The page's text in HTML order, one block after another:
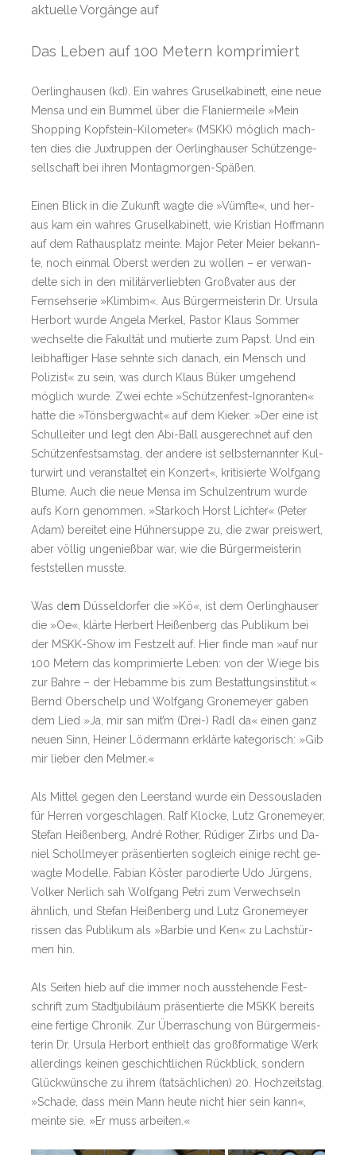
aktuelle Vorgänge auf
Das Leben auf 100 Metern komprimiert
Oer­ling­hau­sen (k­d). Ein wah­res Gru­sel­ka­bi­nett, eine neue
Mensa und ein Bum­mel ü­ber die Fla­nier­meile »­Mein
Shop­ping Kopfstein-Ki­lo­me­ter« (MSKK) mög­lich mach­
ten dies die Jux­trup­pen der Oer­ling­hau­ser Schüt­zen­ge­
sell­schaft bei ih­ren Montagmor­gen-Späßen.
Ei­nen Blick in die Zu­kunft wagte die »Vümfte«, und her­
aus kam ein wah­res Gru­sel­ka­bi­nett, wie Kris­tian Hoff­mann
auf dem Rathaus­platz mein­te. Ma­jor Pe­ter Meier be­kann­
te, noch ein­mal Oberst wer­den zu wol­len – er ver­wan­
delte sich in den militärverliebten Großva­ter aus der
Fern­seh­se­rie »Klim­bim«. Aus Bür­ger­meis­te­rin Dr. Ur­sula
Her­b­ort wurde An­gela Mer­kel, Pastor Klaus Som­mer
wech­selte die Fa­kul­tät und mu­tierte zum Papst. Und ein
leib­haf­ti­ger Hase sehnte sich da­nach, ein ­Mensch und
Po­li­zist« zu sein, was durch Klaus Büker um­ge­hend
mög­lich wur­de. Zwei echte »Schüt­zen­fest-Igno­ran­ten«
hatte die »Töns­berg­wacht« auf dem Kie­ker. »­Der eine ist
Schul­lei­ter und legt den Abi-Ball aus­ge­rech­net auf den
Schüt­zen­fest­sams­tag, der an­dere ist selbs­t­er­nann­ter Kul­
tur­wirt und ver­an­stal­tet ein Kon­zer­t«, kri­ti­sierte Wolf­gang
Blu­me. Auch die neue Mensa im Schul­zen­trum wurde
aufs Korn ge­nom­men. »­Star­koch Horst Lich­ter« (Pe­ter
Adam) be­rei­tet eine Hüh­ner­suppe zu, die zwar preis­wert,
aber völ­lig un­ge­nieß­bar war, wie die Bür­ger­meis­te­rin
fest­stel­len muss­te.
Was dem Düs­sel­dor­fer die »Kö«, ist dem Oer­ling­hau­ser
die »Oe«, klärte Her­bert Heißen­berg das Pu­bli­kum bei
der MSKK-Show im Fest­zelt auf. Hier finde man »auf nur
100 Me­tern das kom­pri­mierte Le­ben: von der Wiege bis
zur Bahre – der Heb­amme bis zum Be­stat­tungs­in­sti­tut.«
Bernd Ober­schelp und Wolf­gang Gro­ne­meyer ga­ben
dem Lied »Ja, mir san mit­’m (Drei-) Radl da« einen ganz
neuen Sinn, Hei­ner Lö­der­mann er­klärte ka­te­go­risch: »­Gib
mir lie­ber den Mel­mer.«
Als Mit­tel ge­gen den Leer­stand wurde ein Des­sous­la­den
für Her­ren vor­ge­schla­gen. Ralf Klocke, Lutz Gro­ne­meyer,
Ste­fan Heißen­berg, An­dré Ro­ther, Rü­di­ger Zirbs und Da­
niel Scholl­meyer prä­sen­tier­ten so­gleich ei­nige recht ge­
wagte Mo­del­le. Fa­bian Kös­ter par­odierte Udo Jür­gens,
Vol­ker Ner­lich sah Wolf­gang Pe­tri zum Ver­wech­seln
ähn­lich, und Ste­fan Heißen­berg und Lutz Gro­ne­meyer
ris­sen das Pu­bli­kum als »­Bar­bie und Ken« zu Lachstür­
men hin­.
Als Sei­ten hieb auf die im­mer noch aus­ste­hende Fest­
schrift zum Stadt­ju­biläum prä­sen­tierte die MSKK be­reits
eine fer­tige Chro­nik. Zur Ü­ber­ra­schung von Bür­ger­meis­
te­rin Dr. Ur­sula Her­b­ort ent­hielt das groß­for­ma­tige Werk
al­ler­dings kei­nen ge­schicht­li­chen Rück­blick, son­dern
Glück­wün­sche zu ih­rem (tatsäch­li­chen) 20. Hoch­zeits­tag.
»­Scha­de, dass mein Mann heute nicht hier sein kann«,
meinte sie. »Er muss ar­bei­ten.«